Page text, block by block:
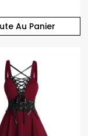
Au Panier